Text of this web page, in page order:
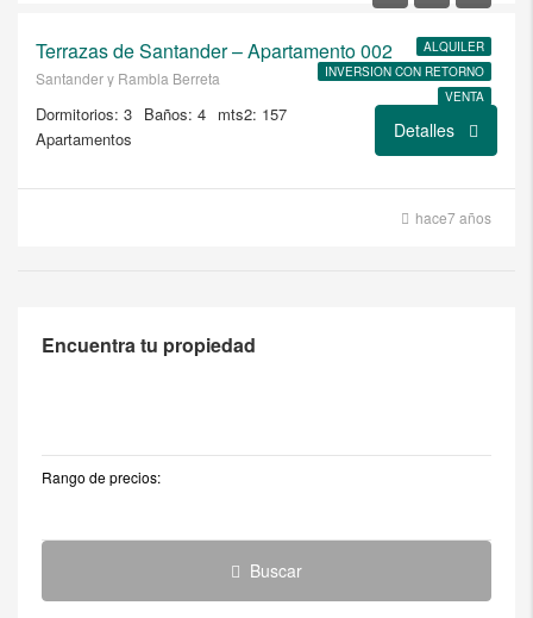
ALQUILER
INVERSION CON RETORNO
VENTA
Terrazas de Santander – Apartamento 002
Santander y Rambla Berreta
Dormitorios: 3 Baños: 4 mts2: 157
Apartamentos
Detalles
hace7 años
Encuentra tu propiedad
Rango de precios:
Buscar